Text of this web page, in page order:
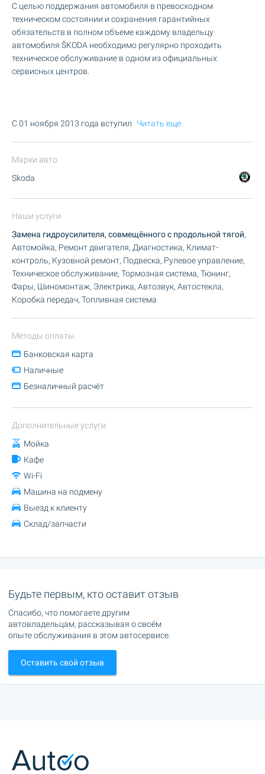
С целью поддержания автомобиля в превосходном
техническом состоянии и сохранения гарантийных
обязательств в полном объеме каждому владельцу
автомобиля ŠKODA необходимо регулярно проходить
техническое обслуживание в одном из официальных
сервисных центров.
C 01 ноября 2013 года вступил Читать еще
Марки авто
Skoda
Наши услуги
Замена гидроусилителя, совмещённого с продольной тягой,
Автомойка, Ремонт двигателя, Диагностика, Климат-
контроль, Кузовной ремонт, Подвеска, Рулевое управление,
Техническое обслуживание, Тормозная система, Тюнинг,
Фары, Шиномонтаж, Электрика, Автозвук, Автостекла,
Коробка передач, Топливная система
Методы оплаты
Банковская карта
Наличные
Безналичный расчёт
Дополнительные услуги
Мойка
Кафе
Wi-Fi
Машина на подмену
Выезд к клиенту
Склад/запчасти
Будьте первым, кто оставит отзыв
Спасибо, что помогаете другим
автовладельцам, рассказывая о своём
опыте обслуживания в этом автосервисе.
Оставить свой отзыв